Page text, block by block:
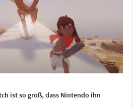
ist so groß, dass Nintendo ihn